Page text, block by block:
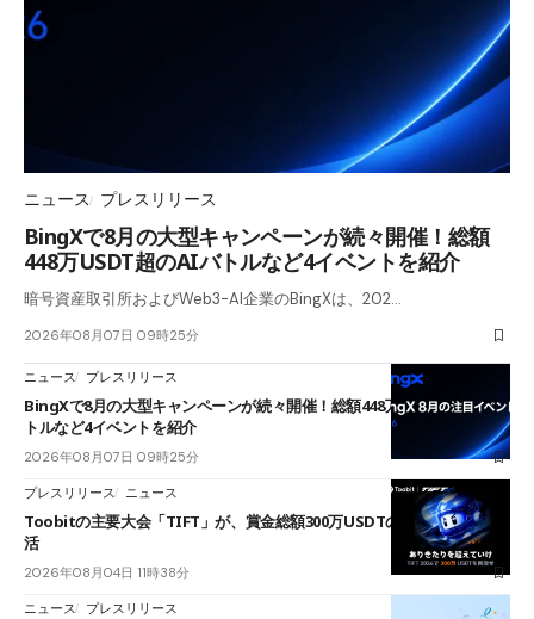
ニュース プレスリリース
BingXで8月の大型キャンペーンが続々開催！総額
448万USDT超のAIバトルなど4イベントを紹介
暗号資産取引所およびWeb3-AI企業のBingXは、202…
2026年08月07日 09時25分
ニュース プレスリリース
BingXで8月の大型キャンペーンが続々開催！総額448万USDT超のAIバ
トルなど4イベントを紹介
2026年08月07日 09時25分
プレスリリース ニュース
Toobitの主要大会「TIFT」が、賞金総額300万USDTのレースとして復
活
2026年08月04日 11時38分
ニュース プレスリリース